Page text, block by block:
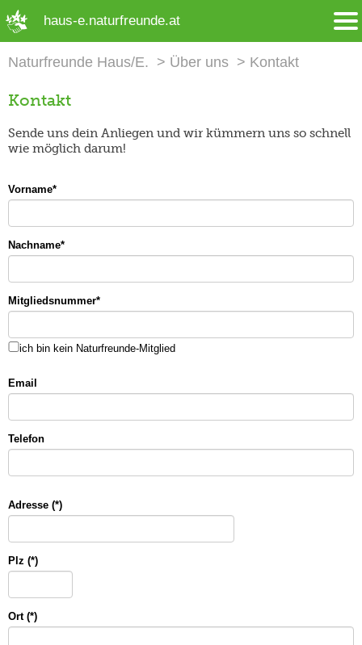
haus-e.naturfreunde.at
Naturfreunde Haus/E. Über uns Kontakt
Kontakt
Sende uns dein Anliegen und wir kümmern uns so schnell
wie möglich darum!
Vorname*
Nachname*
Mitgliedsnummer*
ich bin kein Naturfreunde-Mitglied
Email
Telefon
Adresse (*)
Plz (*)
Ort (*)